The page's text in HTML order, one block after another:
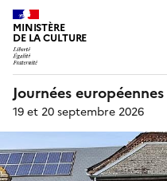
MINISTÈRE
DE LA CULTURE
Journées
19 et 20 septembre 2026